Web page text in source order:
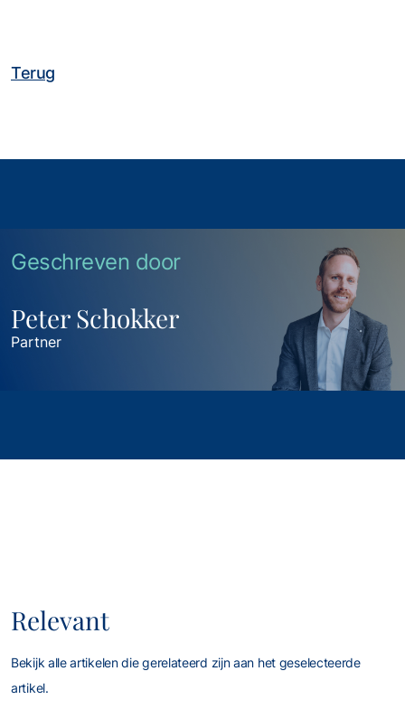
Terug
Geschreven door
Peter Schokker
Partner
Relevant
Bekijk alle artikelen die gerelateerd zijn aan het geselecteerde
artikel.